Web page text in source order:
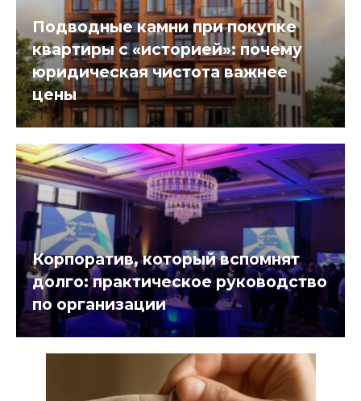
Подводные камни при покупке
квартиры с «историей»: почему
юридическая чистота важнее
цены
Корпоратив, который вспомнят
долго: практическое руководство
по организации